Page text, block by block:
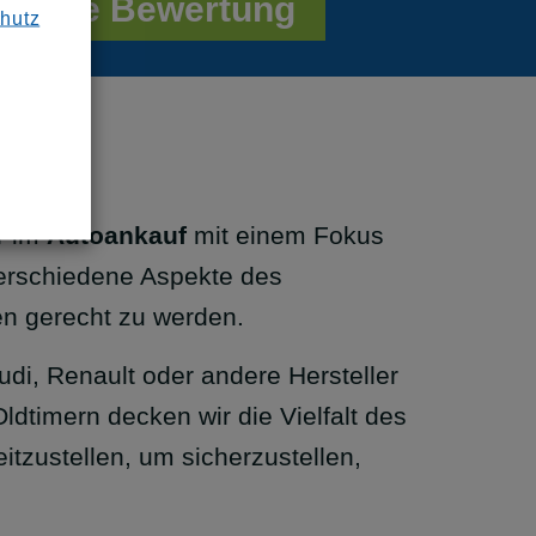
Bewertung
imAutoankauf mit einem Fokus
Aspekte des
gerecht zu werden.
Renault oder andere Hersteller
decken wir die Vielfalt des
um sicherzustellen,